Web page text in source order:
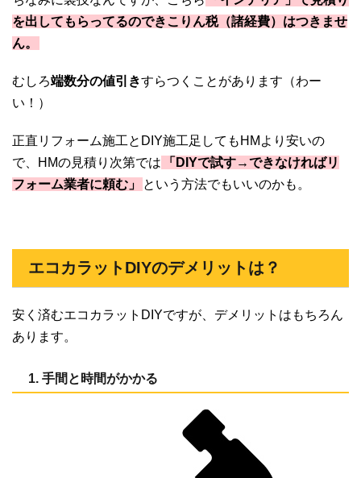
を出してもらってるのできこりん税（諸経費）はつきませ
ん。
むしろ端数分の値引きすらつくことがあります（わー
い！）
正直リフォーム施工とDIY施工足してもHMより安いの
で、HMの見積り次第では
「DIYで試す→できなければリ
フォーム業者に頼む」
という方法でもいいのかも。
エコカラットDIYのデメリットは？
安く済むエコカラットDIYですが、デメリットはもちろん
あります。
1. 手間と時間がかかる